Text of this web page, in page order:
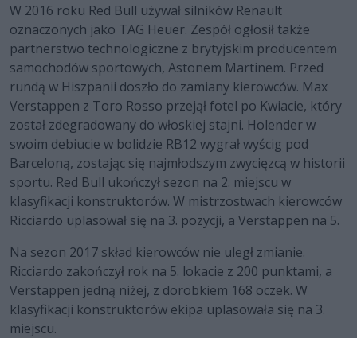
W 2016 roku Red Bull używał silników Renault
oznaczonych jako TAG Heuer. Zespół ogłosił także
partnerstwo technologiczne z brytyjskim producentem
samochodów sportowych, Astonem Martinem. Przed
rundą w Hiszpanii doszło do zamiany kierowców. Max
Verstappen z Toro Rosso przejął fotel po Kwiacie, który
został zdegradowany do włoskiej stajni. Holender w
swoim debiucie w bolidzie RB12 wygrał wyścig pod
Barceloną, zostając się najmłodszym zwycięzcą w historii
sportu. Red Bull ukończył sezon na 2. miejscu w
klasyfikacji konstruktorów. W mistrzostwach kierowców
Ricciardo uplasował się na 3. pozycji, a Verstappen na 5.
Na sezon 2017 skład kierowców nie uległ zmianie.
Ricciardo zakończył rok na 5. lokacie z 200 punktami, a
Verstappen jedną niżej, z dorobkiem 168 oczek. W
klasyfikacji konstruktorów ekipa uplasowała się na 3.
miejscu.